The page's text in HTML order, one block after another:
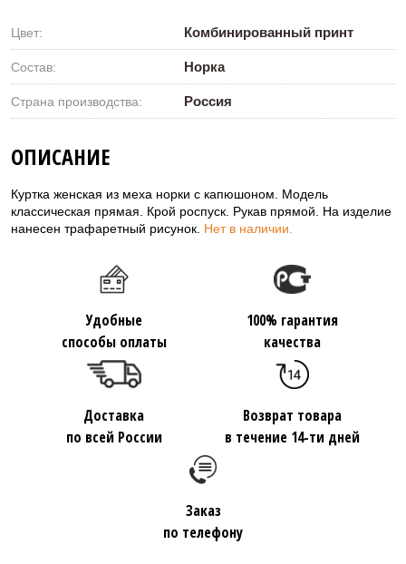
0 ₽
Цвет: Комбинированный принт
Состав: Норка
Страна производства: Россия
ОПИСАНИЕ
Куртка женская из меха норки с капюшоном. Модель
классическая прямая. Крой роспуск. Рукав прямой. На изделие
нанесен трафаретный рисунок. Нет в наличии.
Удобные
способы оплаты
100% гарантия
качества
Доставка
по всей России
Возврат товара
в течение 14-ти дней
Заказ
по телефону